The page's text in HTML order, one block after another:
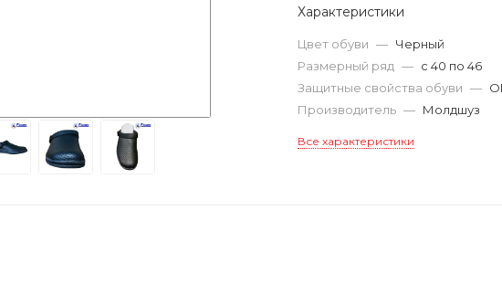
Характеристики
Цвет обуви — Черный
Размерный ряд — с 40 по 46
Защитные свойства обуви —
Производитель — Молдшуз
Все характеристики